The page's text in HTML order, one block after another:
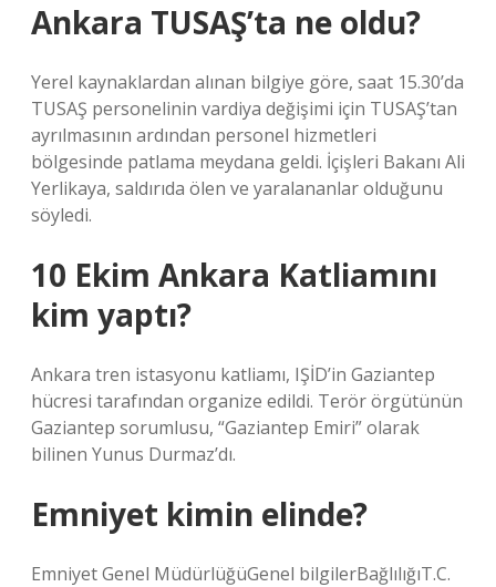
Ankara TUSAŞ’ta ne oldu?
Yerel kaynaklardan alınan bilgiye göre, saat 15.30’da
TUSAŞ personelinin vardiya değişimi için TUSAŞ’tan
ayrılmasının ardından personel hizmetleri
bölgesinde patlama meydana geldi. İçişleri Bakanı Ali
Yerlikaya, saldırıda ölen ve yaralananlar olduğunu
söyledi.
10 Ekim Ankara Katliamını
kim yaptı?
Ankara tren istasyonu katliamı, IŞİD’in Gaziantep
hücresi tarafından organize edildi. Terör örgütünün
Gaziantep sorumlusu, “Gaziantep Emiri” olarak
bilinen Yunus Durmaz’dı.
Emniyet kimin elinde?
Emniyet Genel MüdürlüğüGenel bilgilerBağlılığıT.C.